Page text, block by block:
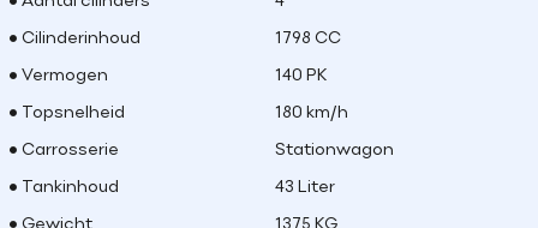
Cilinderinhoud 1798 CC
Vermogen 140 PK
Topsnelheid 180 km/h
Carrosserie Stationwagon
Tankinhoud 43 Liter